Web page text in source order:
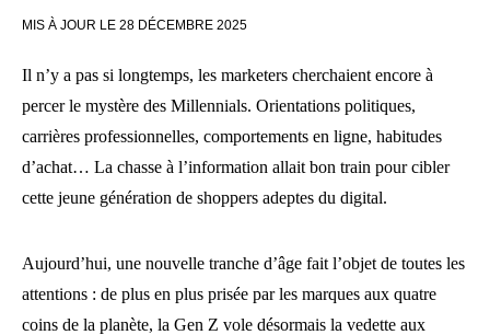
MIS À JOUR LE 28 DÉCEMBRE 2025
Il n’y a pas si longtemps, les marketers cherchaient encore à
percer le mystère des Millennials. Orientations politiques,
carrières professionnelles, comportements en ligne, habitudes
d’achat… La chasse à l’information allait bon train pour cibler
cette jeune génération de shoppers adeptes du digital.
Aujourd’hui, une nouvelle tranche d’âge fait l’objet de toutes les
attentions : de plus en plus prisée par les marques aux quatre
coins de la planète, la Gen Z vole désormais la vedette aux